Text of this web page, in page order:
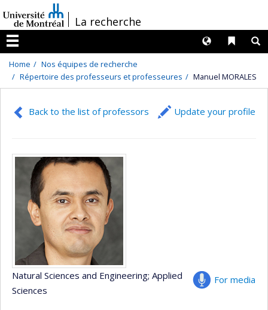
au
contenu
/La recherche
Menu
Liens
Langues
Home
Nos équipes de recherche
Répertoire des professeurs et professeures
Manuel MORALES
Back to the list of professors Update your profile
For media
Natural Sciences and Engineering; Applied
Sciences